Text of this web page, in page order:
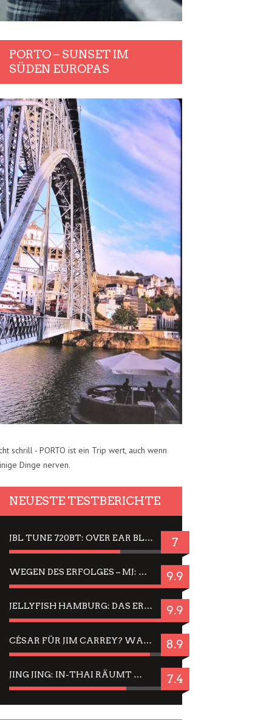
PORTO – SUNSET IM
SÜDEN EUROPAS
schrill - PORTO ist ein Trip wert, auch wenn
Dinge nerven.
NEUESTE TESTBERICHTE
JBL TUNE 720BT: OVER EAR BLUETOOTH KOPFHÖRER UM DIE 50,-€ IM DAUER-TEST 7
WEGEN DES ERFOLGES – MJ: MICHAEL JACKSON MUSICAL IN EINER MATINEE SEHEN 9.9
JELLYFISH HAMBURG: DAS ERFOLGREICHE SOMMER-MENÜ 2025 IN GEFÜHLEN UND BILDERN 9.9
CÉSAR FÜR JIM CARREY? WARUM DAS EINER DER NERVIGSTEN ACTORS IST UND BLEIBT 8.9
JING JING: IN-THAI RÄUMT WIEDER TITEL AB – EIN ZWEI-STUNDEN-ERLEBNISBERICHT 7.4